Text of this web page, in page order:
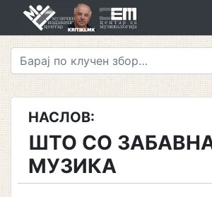
НАСЛОВ:
ШТО СО
МУЗИКА